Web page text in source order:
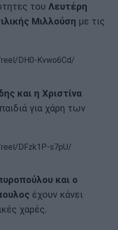
του Λευτέρη
Μιλλούση με τις
DH0-Kvwo6Cd/
και η Χριστίνα
για χάρη των
DFzk1P-s7pU/
και ο
έχουν κάνει
χαρές.